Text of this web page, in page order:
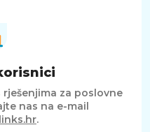
za poslovne
nas na e-mail
.